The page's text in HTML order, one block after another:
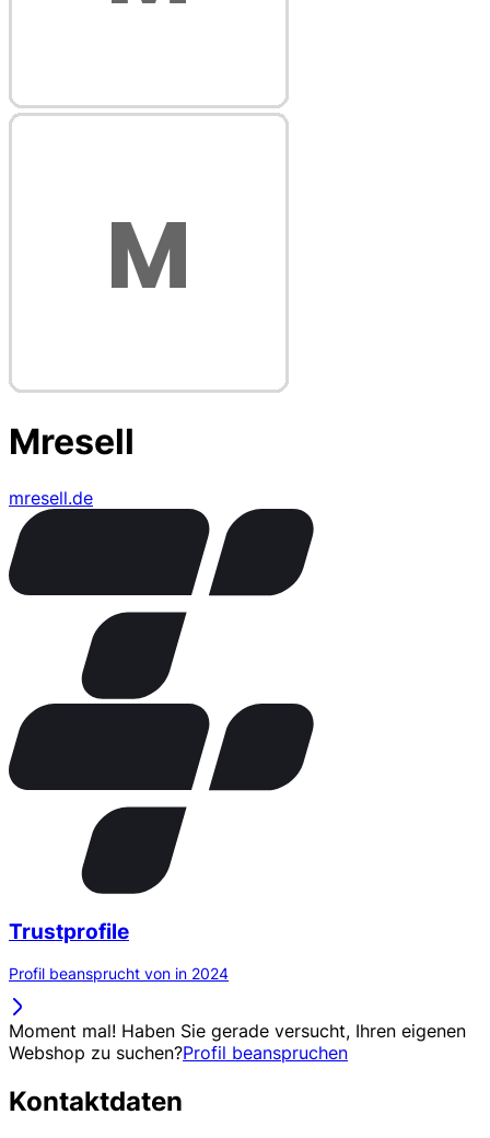
Mresell
mresell.de
Trustprofile
Profil beansprucht von in 2024
Moment mal! Haben Sie gerade versucht, Ihren eigenen
Webshop zu suchen?Profil beanspruchen
Kontaktdaten